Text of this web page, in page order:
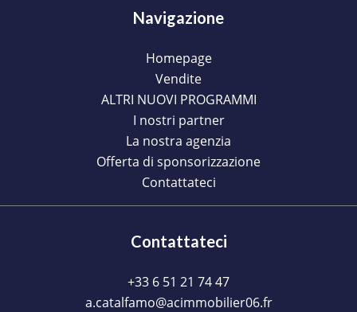
Navigazione
Homepage
Vendite
ALTRI NUOVI PROGRAMMI
I nostri partner
La nostra agenzia
Offerta di sponsorizzazione
Contattateci
Contattateci
+33 6 51 21 74 47
a.catalfamo@acimmobilier06.fr